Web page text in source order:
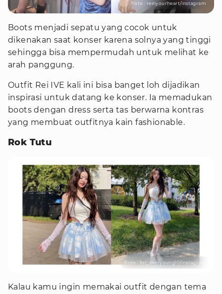
Foto : reinyourheart/instagram
Boots menjadi sepatu yang cocok untuk
dikenakan saat konser karena solnya yang tinggi
sehingga bisa mempermudah untuk melihat ke
arah panggung.
Outfit Rei IVE kali ini bisa banget loh dijadikan
inspirasi untuk datang ke konser. Ia memadukan
boots dengan dress serta tas berwarna kontras
yang membuat outfitnya kain fashionable.
Rok Tutu
Foto : for_everyoung10/instagram
Kalau kamu ingin memakai outfit dengan tema